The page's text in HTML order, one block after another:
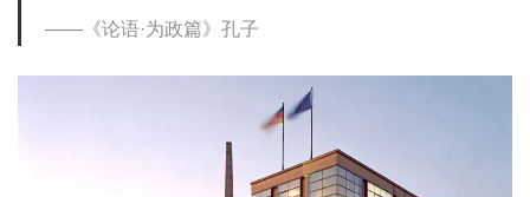
《论语·为政篇》孔子